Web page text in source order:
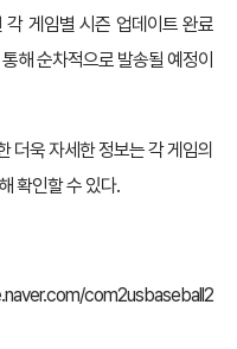
게임별 시즌 업데이트 완료
해 순차적으로 발송될 예정이
더욱 자세한 정보는 각 게임의
확인할 수 있다.
com2usbaseball2